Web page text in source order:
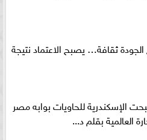
ثقافة… يصبح الاعتماد نتيجة
الإسكندرية للحاويات بوابه مصر
العالمية بقلم د...